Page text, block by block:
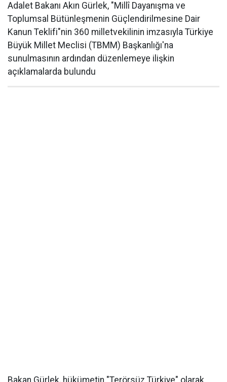
Adalet Bakanı Akın Gürlek, "Millî Dayanışma ve
Toplumsal Bütünleşmenin Güçlendirilmesine Dair
Kanun Teklifi"nin 360 milletvekilinin imzasıyla Türkiye
Büyük Millet Meclisi (TBMM) Başkanlığı'na
sunulmasının ardından düzenlemeye ilişkin
açıklamalarda bulundu
Bakan Gürlek, hükümetin "Terörsüz Türkiye" olarak